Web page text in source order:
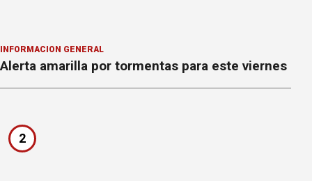
INFORMACION GENERAL
Alerta amarilla por tormentas para este viernes
2